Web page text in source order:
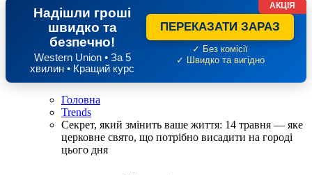
Надішли гроші
швидко та
безпечно!
Western Union • За 5
хвилин • Кращий курс
ПЕРЕКАЗАТИ ЗАРАЗ
✓ Без комісії
✓ Швидко та вигідно
АКЦІЯ
Головна
Trends
Секрет, який змінить ваше життя: 14 травня — яке
церковне свято, що потрібно висадити на городі
цього дня